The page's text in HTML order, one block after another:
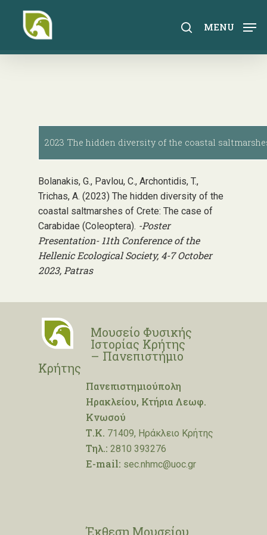
content
search
MENU
2023 The hidden diversity of the coastal
Bolanakis, G., Pavlou, C., Archontidis, T.,
Trichas, A. (2023) The hidden diversity of the
coastal saltmarshes of Crete: The case of
Carabidae (Coleoptera). -Poster
Presentation- 11th Conference of the
Hellenic Ecological Society, 4-7 October
2023, Patras
Μουσείο Φυσικής
Ιστορίας Κρήτης
– Πανεπιστήμιο
Κρήτης
Πανεπιστημιούπολη
Ηρακλείου, Κτήρια Λεωφ.
Κνωσού
Τ.Κ. 71409, Ηράκλειο Κρήτης
Τηλ.: 2810 393276
E-mail: sec.nhmc@uoc.gr
Έκθεση Μουσείου